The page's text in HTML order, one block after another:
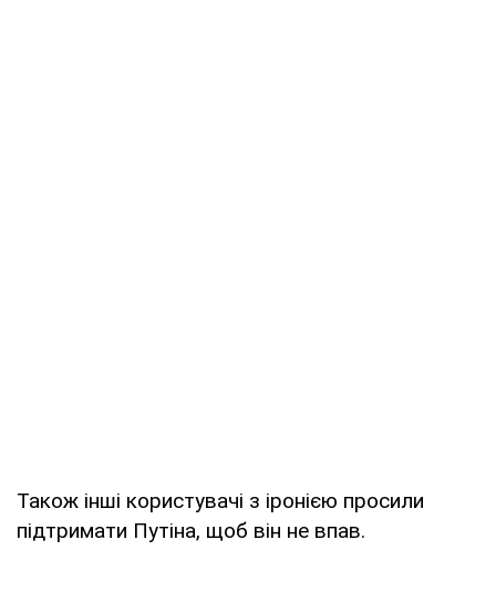
Також інші користувачі з іронією просили
підтримати Путіна, щоб він не впав.